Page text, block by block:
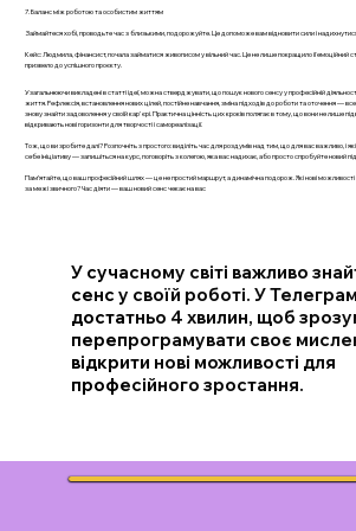
7. Баланс між роботою та особистим життям
Займайтеся хобі, проводьте час з близькими, подорожуйте. Це допоможе вам відновити сили і
Кейс: Людмила, фінансист, почала займатися живописом у вільний час. Це не лише покращило її емоційний
призвело до успішного проєкту.
Узагальнюючи викладені в статті ідеї, можна стверджувати, що пошук нового сенсу у професійній
життя. Рефлексія, встановлення нових цілей, постійне навчання, зміна підходів до роботи та оточення —
знову знайти задоволення у своїй кар'єрі. Практична цінність цих кроків полягає в тому, що вони не лише
відкривають нові горизонти для творчості і самореалізації.
Тож, що ви зробите далі? Розпочніть з простого: виділіть час для роздумів над тим, що для вас важливо, і
себе ініціативу — запишіться на курс, поговоріть з колегою, яка вас надихає, або просто спробуйте новий
Пам’ятайте, що ваш професійний шлях — це не простий маршрут, а динамічна подорож. Які нові
за межі звичного? Час діяти — ваш новий сенс чекає на вас
У сучасному світі важливо
сенс у своїй роботі. У Телеграм
достатньо 4 хвилин, щоб
перепрограмувати своє
відкрити нові можливості для
професійного зростання.